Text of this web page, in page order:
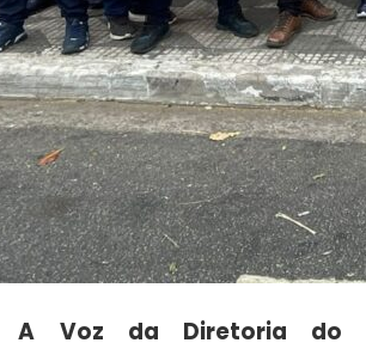
A Voz da Diretoria do